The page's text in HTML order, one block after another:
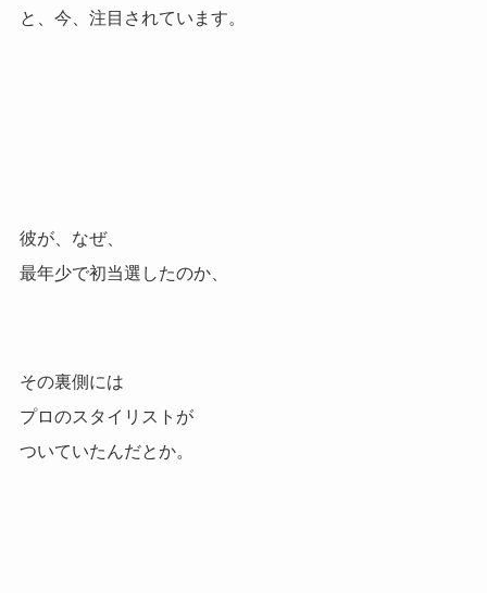
と、今、注目されています。
彼が、なぜ、
最年少で初当選したのか、
その裏側には
プロのスタイリストが
ついていたんだとか。